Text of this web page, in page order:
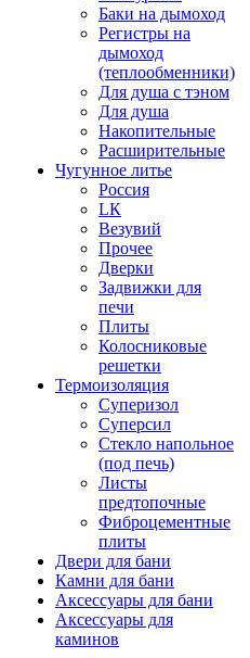
Баки на дымоход
Регистры на
дымоход
(теплообменники)
Для душа с тэном
Для душа
Накопительные
Расширительные
Чугунное литье
Россия
LК
Везувий
Прочее
Дверки
Задвижки для
печи
Плиты
Колосниковые
решетки
Термоизоляция
Суперизол
Суперсил
Стекло напольное
(под печь)
Листы
предтопочные
Фиброцементные
плиты
Двери для бани
Камни для бани
Аксессуары для бани
Аксессуары для
каминов